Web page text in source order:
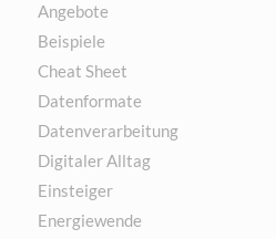
Angebote
Beispiele
Cheat Sheet
Datenformate
Datenverarbeitung
Digitaler Alltag
Einsteiger
Energiewende